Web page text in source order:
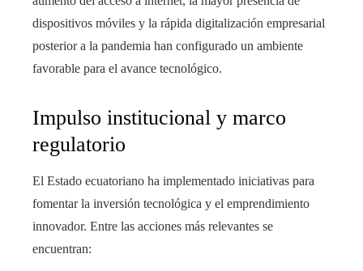
dispositivos móviles y la rápida digitalización empresarial
posterior a la pandemia han configurado un ambiente
favorable para el avance tecnológico.
Impulso institucional y marco
regulatorio
El Estado ecuatoriano ha implementado iniciativas para
fomentar la inversión tecnológica y el emprendimiento
innovador. Entre las acciones más relevantes se
encuentran: